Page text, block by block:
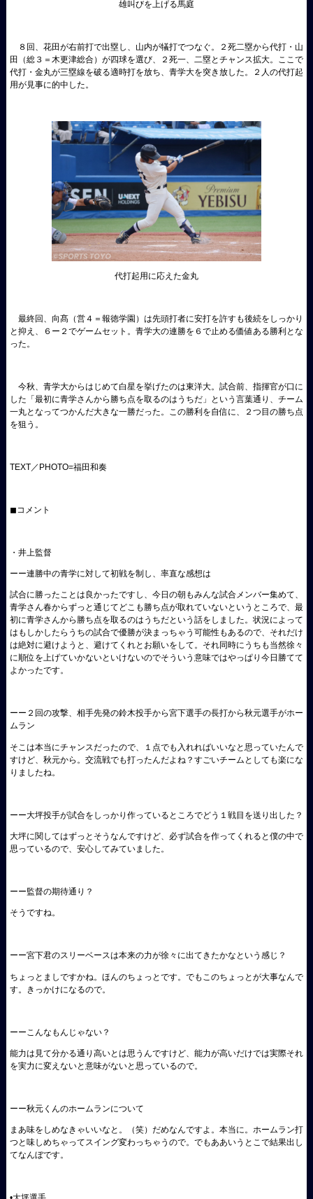
雄叫びを上げる馬庭
８回、花田が右前打で出塁し、山内が犠打でつなぐ。２死二塁から代打・山
田（総３＝木更津総合）が四球を選び、２死一、二塁とチャンス拡大。ここで
代打・金丸が三塁線を破る適時打を放ち、青学大を突き放した。２人の代打起
用が見事に的中した。
代打起用に応えた金丸
最終回、向髙（営４＝報徳学園）は先頭打者に安打を許すも後続をしっかり
と抑え、６ー２でゲームセット。青学大の連勝を６で止める価値ある勝利とな
った。
今秋、青学大からはじめて白星を挙げたのは東洋大。試合前、指揮官が口に
した「最初に青学さんから勝ち点を取るのはうちだ」という言葉通り、チーム
一丸となってつかんだ大きな一勝だった。この勝利を自信に、２つ目の勝ち点
を狙う。
TEXT／PHOTO=福田和奏
◼︎コメント
・井上監督
ーー連勝中の青学に対して初戦を制し、率直な感想は
試合に勝ったことは良かったですし、今日の朝もみんな試合メンバー集めて、
青学さん春からずっと通じてどこも勝ち点が取れていないというところで、最
初に青学さんから勝ち点を取るのはうちだという話をしました。状況によって
はもしかしたらうちの試合で優勝が決まっちゃう可能性もあるので、それだけ
は絶対に避けようと、避けてくれとお願いをして。それ同時にうちも当然徐々
に順位を上げていかないといけないのでそういう意味ではやっぱり今日勝てて
よかったです。
ーー２回の攻撃、相手先発の鈴木投手から宮下選手の長打から秋元選手がホー
ムラン
そこは本当にチャンスだったので、１点でも入れればいいなと思っていたんで
すけど、秋元から。交流戦でも打ったんだよね？すごいチームとしても楽にな
りましたね。
ーー大坪投手が試合をしっかり作っているところでどう１戦目を送り出した？
大坪に関してはずっとそうなんですけど、必ず試合を作ってくれると僕の中で
思っているので、安心してみていました。
ーー監督の期待通り？
そうですね。
ーー宮下君のスリーベースは本来の力が徐々に出てきたかなという感じ？
ちょっとましですかね。ほんのちょっとです。でもこのちょっとが大事なんで
す。きっかけになるので。
ーーこんなもんじゃない？
能力は見て分かる通り高いとは思うんですけど、能力が高いだけでは実際それ
を実力に変えないと意味がないと思っているので。
ーー秋元くんのホームランについて
まあ味をしめなきゃいいなと。（笑）だめなんですよ。本当に。ホームラン打
つと味しめちゃってスイング変わっちゃうので。でもああいうとこで結果出し
てなんぼです。